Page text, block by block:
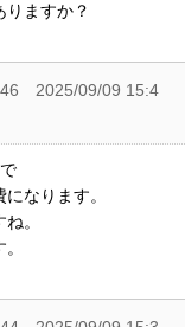
ますか？
2025/09/09 15:4
なります。
。